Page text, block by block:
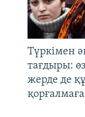
Түркімен
тағдыры:
жерде де